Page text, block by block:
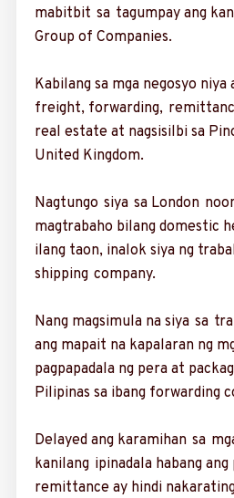
mabitbit sa tagumpay ang
Group of Companies.
Kabilang sa mga negosyo niya
freight, forwar­ding,
real estate at nagsisilbi sa
United Kingdom.
Nagtungo siya sa London
magtrabaho bilang domestic
ilang taon, inalok siya ng
shipping com­pany.
Nang magsimula na siya sa
ang mapait na kapalaran ng
pagpapadala ng pera at
Pilipinas sa ibang forwarding
Delayed ang karamihan sa
kanilang ipinadala ­habang ang
remittance ay hindi